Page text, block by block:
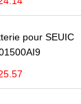
pour SEUIC